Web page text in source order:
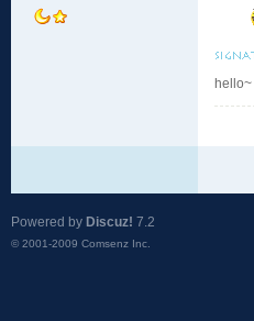
hello~
Powered by Discuz! 7.2
© 2001-2009 Comsenz Inc.